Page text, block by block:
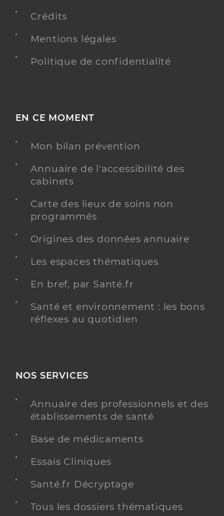
Crédits
Mentions légales
Politique de confidentialité
EN CE MOMENT
Mon bilan prévention
Annuaire de l'accessibilité des
cabinets
Carte des lieux de soins non
programmés
Origines des données annuaire
Les espaces thématiques
En bref, par Santé.fr
Santé et environnement : les bons
réflexes au quotidien
NOS SERVICES
Annuaire des professionnels et des
établissements de santé
Base de médicaments
Essais Cliniques
Santé.fr Décryptage
Tous les dossiers thématiques